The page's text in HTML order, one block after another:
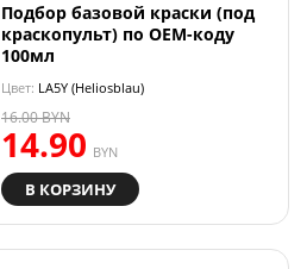
Подбор базовой краски (под
краскопульт) по OEM-коду
100мл
Цвет: LA5Y (Heliosblau)
14.90 BYN
16.00BYN
В КОРЗИНУ